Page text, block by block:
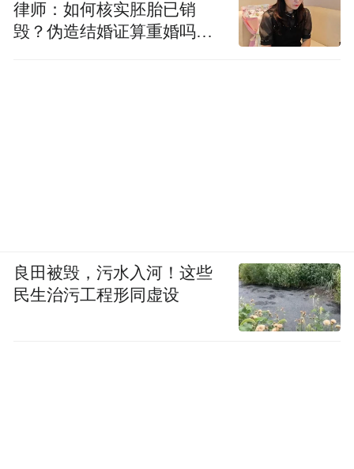
律师：如何核实胚胎已销
毁？伪造结婚证算重婚吗？
良田被毁，污水入河！这些
民生治污工程形同虚设